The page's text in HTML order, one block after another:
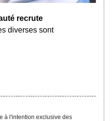
recrute
diverses sont
à l'intention exclusive des